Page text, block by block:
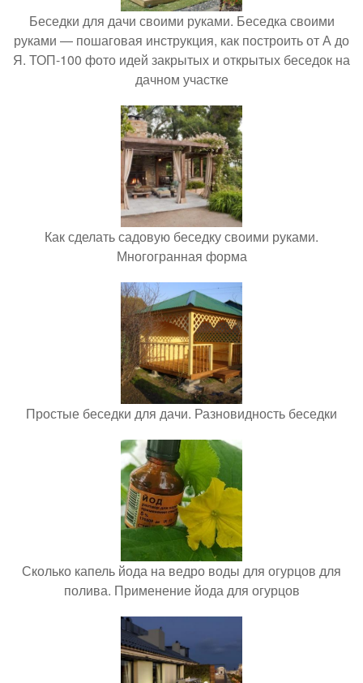
Беседки для дачи своими руками. Беседка своими
руками — пошаговая инструкция, как построить от А до
Я. ТОП-100 фото идей закрытых и открытых беседок на
дачном участке
Как сделать садовую беседку своими руками.
Многогранная форма
Простые беседки для дачи. Разновидность беседки
Сколько капель йода на ведро воды для огурцов для
полива. Применение йода для огурцов